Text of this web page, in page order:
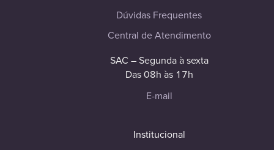
Dúvidas Frequentes
Central de Atendimento
SAC – Segunda à sexta
Das 08h às 17h
E-mail
Institucional